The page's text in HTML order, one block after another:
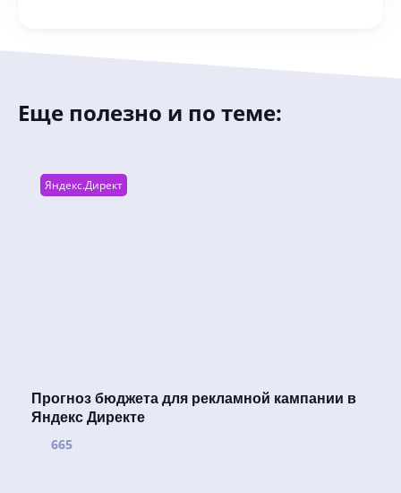
Еще полезно и по теме:
Яндекс.Директ
Прогноз бюджета для рекламной кампании в
Яндекс Директе
665